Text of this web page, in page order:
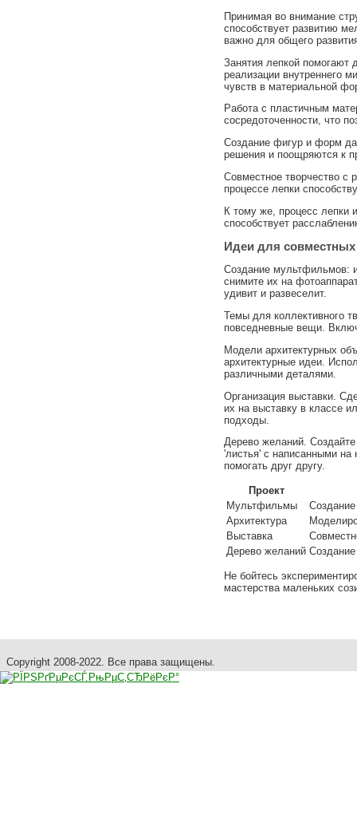
Принимая во внимание
способствует развитию
важно для общего
Занятия лепкой помогают
реализации внутреннего
чувств в материальной
Работа с пластичным
сосредоточенности, что
Создание фигур и форм
решения и поощряются к
Совместное творчество с
процессе лепки
К тому же, процесс лепки
способствует
Идеи для совместных
Создание мультфильмов:
снимите их на
удивит и развеселит.
Темы для коллективного
повседневные вещи.
Модели архитектурных
архитектурные идеи.
различными деталями.
Организация выставки.
их на выставку в классе
подходы.
Дерево желаний.
'листья' с написанными
помогать друг другу.
Проект
Мультфильмы
Архитектура
Выставка
Дерево желаний
Не бойтесь
мастерства маленьких
Copyright 2008-2022. Все права защищены.